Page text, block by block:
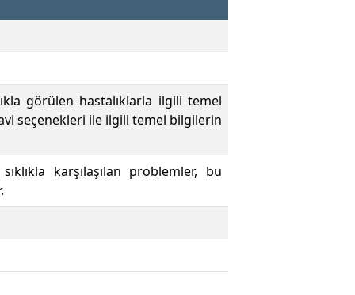
görülen hastalıklarla ilgili temel
seçenekleri ile ilgili temel bilgilerin
karşılaşılan problemler, bu